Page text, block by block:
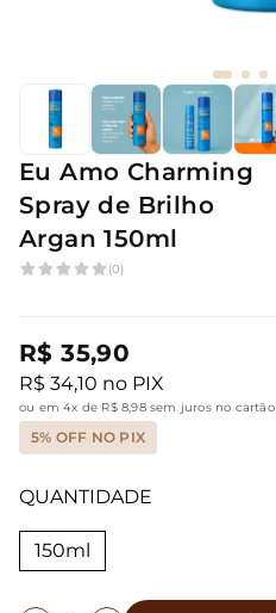
Eu Amo Charming
Spray de Brilho
Argan 150ml
(0)
R$ 35,90
R$ 34,10 no PIX
ou em 4x de R$ 8,98 sem juros no cartão
5% OFF NO PIX
QUANTIDADE
150ml